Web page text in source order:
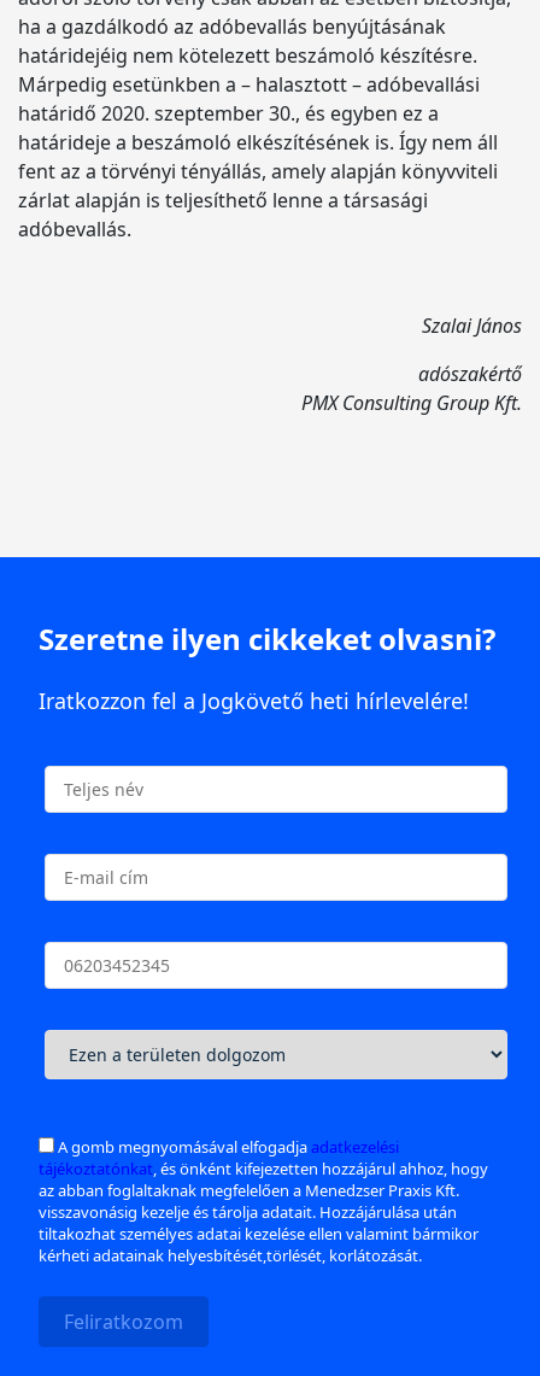
ha a gazdálkodó az adóbevallás benyújtásának
határidejéig nem kötelezett beszámoló készítésre.
Márpedig esetünkben a – halasztott – adóbevallási
határidő 2020. szeptember 30., és egyben ez a
határideje a beszámoló elkészítésének is. Így nem áll
fent az a törvényi tényállás, amely alapján könyvviteli
zárlat alapján is teljesíthető lenne a társasági
adóbevallás.
Szalai János
adószakértő
PMX Consulting Group Kft.
Szeretne ilyen cikkeket olvasni?
Iratkozzon fel a Jogkövető heti hírlevelére!
A gomb megnyomásával elfogadjaadatkezelési
tájékoztatónkat, és önként kifejezetten hozzájárul ahhoz, hogy
az abban foglaltaknak megfelelően a Menedzser Praxis Kft.
visszavonásig kezelje és tárolja adatait. Hozzájárulása után
tiltakozhat személyes adatai kezelése ellen valamint bármikor
kérheti adatainak helyesbítését,törlését, korlátozását.
Feliratkozom